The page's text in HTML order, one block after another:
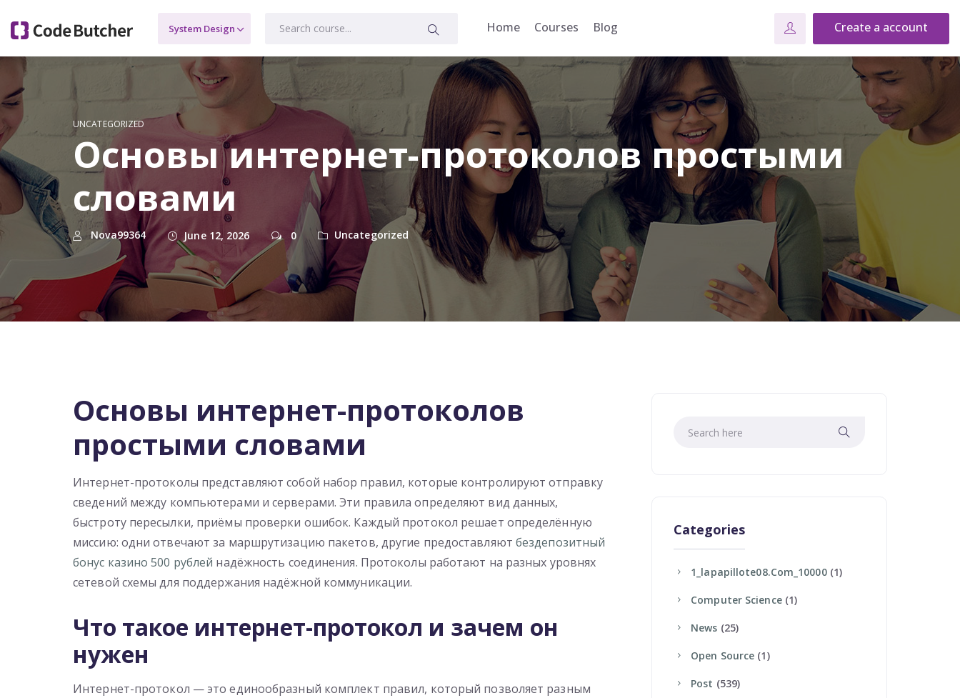
Home Courses Blog Create a account
UNCATEGORIZED
Основы интернет-протоколов простыми
словами
Nova99364 June 12, 2026 0 Uncategorized
Основы интернет-протоколов
простыми словами
Интернет-протоколы представляют собой набор правил, которые контролируют отправку
сведений между компьютерами и серверами. Эти правила определяют вид данных,
быстроту пересылки, приёмы проверки ошибок. Каждый протокол решает определённую
миссию: одни отвечают за маршрутизацию пакетов, другие предоставляют бездепозитный
бонус казино 500 рублей надёжность соединения. Протоколы работают на разных уровнях
сетевой схемы для поддержания надёжной коммуникации.
Что такое интернет-протокол и зачем он
нужен
Интернет-протокол — это единообразный комплект правил, который позволяет разным
Categories
1_lapapillote08.com_10000(1)
Computer Science(1)
News (25)
Open Source (1)
Post (539)